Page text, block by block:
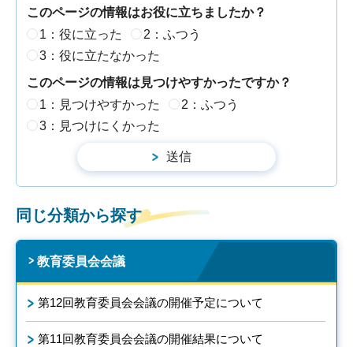
このページの情報はお役に立ちましたか？
1：役に立った
2：ふつう
3：役に立たなかった
このページの情報は見つけやすかったですか？
1：見つけやすかった
2：ふつう
3：見つけにくかった
同じ分類から探す
教育委員会会議
第12回教育委員会会議の開催予定について
第11回教育委員会会議の開催結果について